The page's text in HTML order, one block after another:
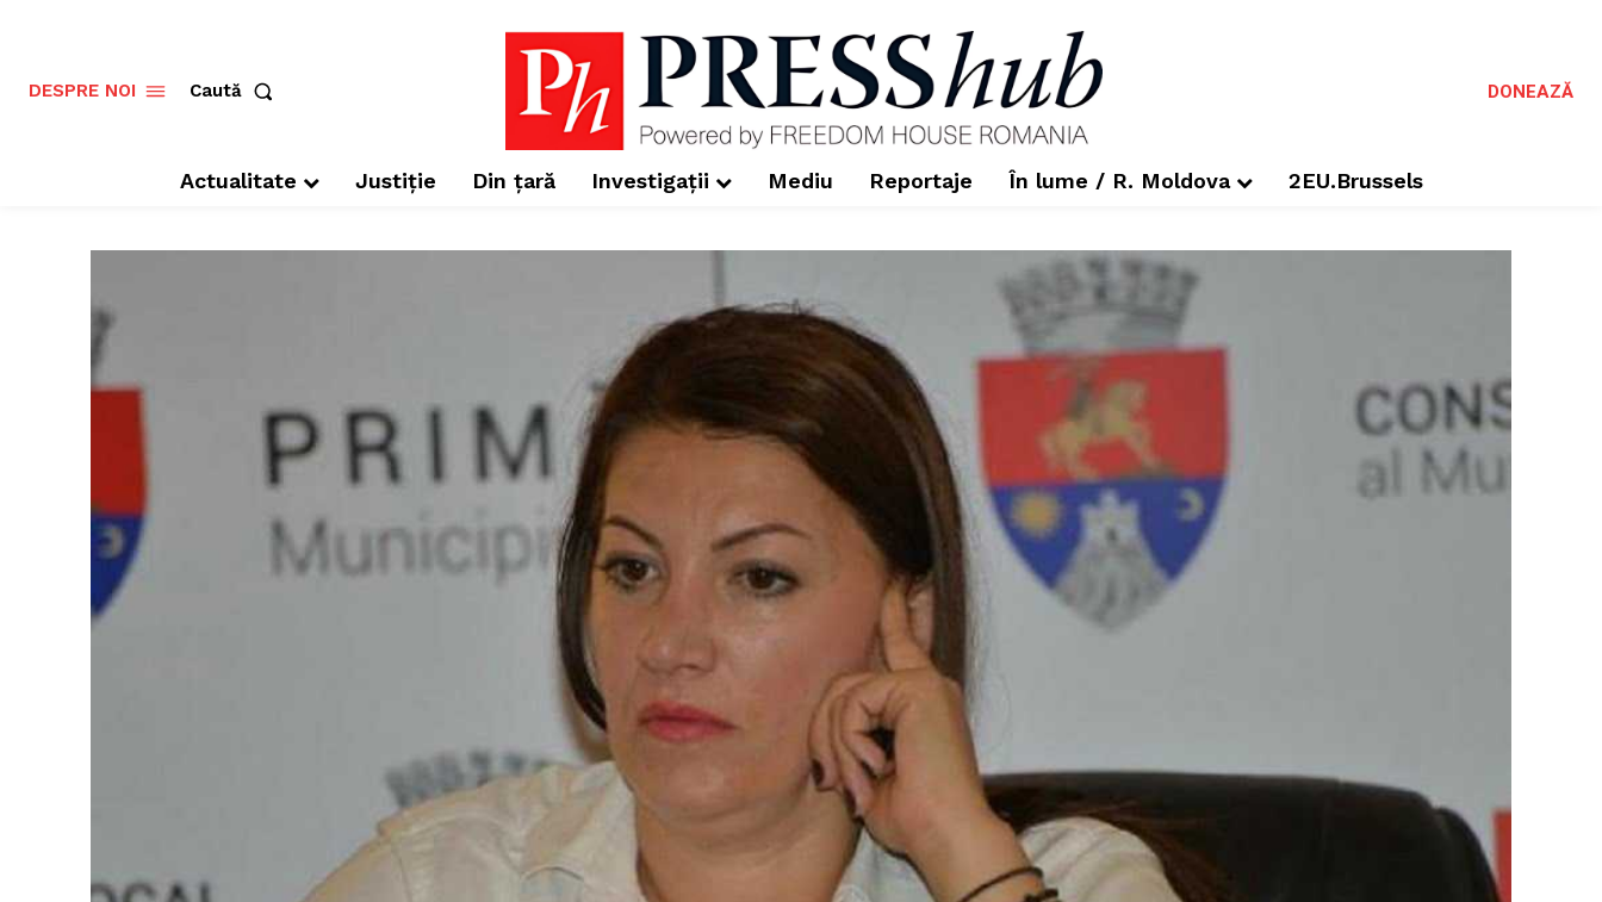
DESPRE NOI Caută DONEAZĂ
Actualitate Justiție Din țară Investigații Mediu Reportaje În lume / R. Moldova 2EU.Brussels